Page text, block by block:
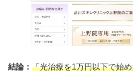
結論： 「光治療を1万円以下で始